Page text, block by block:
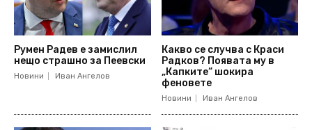
Румен Радев е замислил
нещо страшно за Пеевски
Новини Иван Ангелов
Какво се случва с Краси
Радков? Появата му в
„Капките“ шокира
феновете
Новини Иван Ангелов